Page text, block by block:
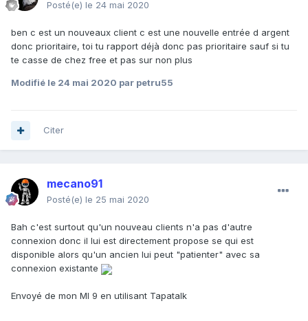
Posté(e) le 24 mai 2020
ben c est un nouveaux client c est une nouvelle entrée d argent
donc prioritaire, toi tu rapport déjà donc pas prioritaire sauf si tu
te casse de chez free et pas sur non plus
Modifié le 24 mai 2020 par petru55
Citer
mecano91
Posté(e) le 25 mai 2020
Bah c'est surtout qu'un nouveau clients n'a pas d'autre
connexion donc il lui est directement propose se qui est
disponible alors qu'un ancien lui peut "patienter" avec sa
connexion existante
Envoyé de mon MI 9 en utilisant Tapatalk